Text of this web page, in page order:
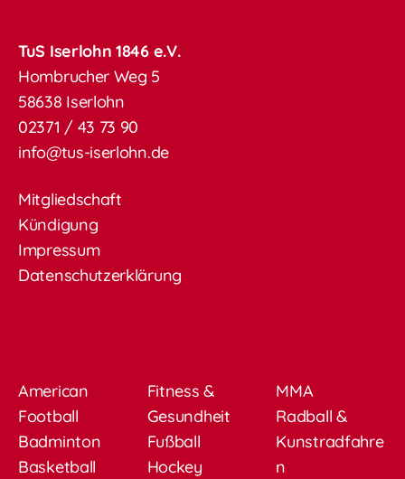
TuS Iserlohn 1846 e.V.
Hombrucher Weg 5
58638 Iserlohn
02371 / 43 73 90
info@tus-iserlohn.de
Mitgliedschaft
Kündigung
Impressum
Datenschutzerklärung
American
Football
Badminton
Basketball
Fitness &
Gesundheit
Fußball
Hockey
MMA
Radball &
Kunstradfahre
n